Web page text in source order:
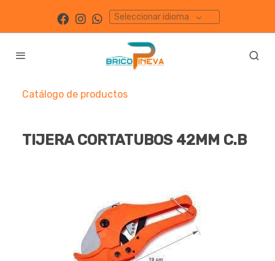
Seleccionar idioma
Catálogo de productos
TIJERA CORTATUBOS 42MM C.B